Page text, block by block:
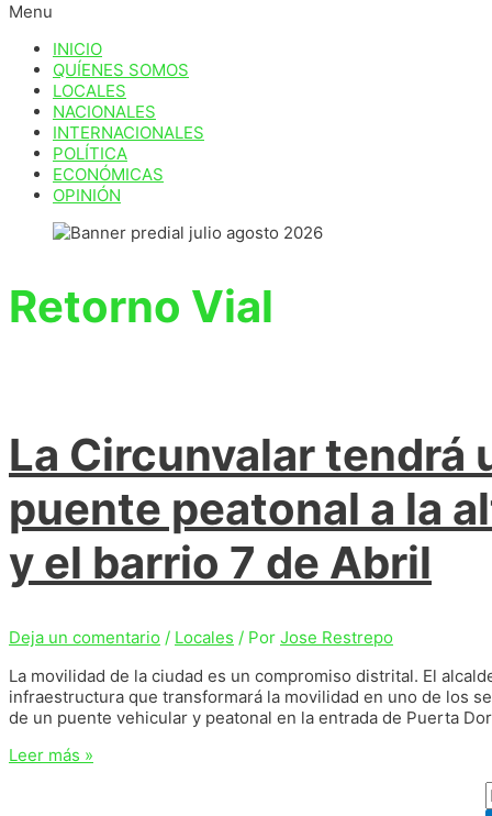
Menu
INICIO
QUÍENES SOMOS
LOCALES
NACIONALES
INTERNACIONALES
POLÍTICA
ECONÓMICAS
OPINIÓN
Retorno Vial
La Circunvalar tendrá
puente peatonal a la
y el barrio 7 de Abril
Deja un comentario / Locales / Por Jose Restrepo
La movilidad de la ciudad es un compromiso distrital. El
infraestructura que transformará la movilidad en uno de los
de un puente vehicular y peatonal en la entrada de Puerta
La
Leer más »